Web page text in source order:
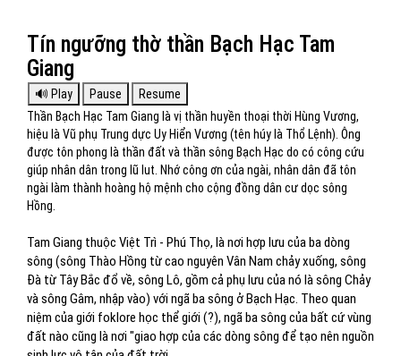
Tín ngưỡng thờ thần Bạch Hạc Tam
Giang
Thần Bạch Hạc Tam Giang là vị thần huyền thoại thời Hùng Vương,
hiệu là Vũ phụ Trung dực Uy Hiển Vương (tên húy là Thổ Lệnh). Ông
được tôn phong là thần đất và thần sông Bạch Hạc do có công cứu
giúp nhân dân trong lũ lut. Nhớ công ơn của ngài, nhân dân đã tôn
ngài làm thành hoàng hộ mệnh cho cộng đồng dân cư dọc sông
Hồng.
Tam Giang thuộc Việt Trì - Phú Thọ, là nơi hợp lưu của ba dòng
sông (sông Thào Hồng từ cao nguyên Vân Nam chảy xuống, sông
Đà từ Tây Bắc đổ về, sông Lô, gồm cả phụ lưu của nó là sông Chảy
và sông Gâm, nhập vào) với ngã ba sông ở Bạch Hạc. Theo quan
niệm của giới foklore học thể giới (?), ngã ba sông của bất cứ vùng
đất nào cũng là nơi "giao hợp của các dòng sông để tạo nên nguồn